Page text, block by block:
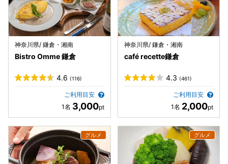
神奈川県/ 鎌倉・湘南
Bistro Omme 鎌倉
4.6 (116)
ご利用目安
3,000
神奈川県/ 鎌倉・湘南
café recette鎌倉
4.3 (461)
ご利用目安
2,000